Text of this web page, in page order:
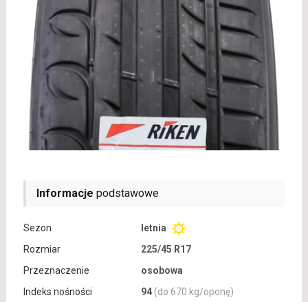
Informacje podstawowe
Sezon
letnia
Rozmiar
225/45 R17
Przeznaczenie
osobowa
Indeks nośności
94 (do 670 kg/oponę)